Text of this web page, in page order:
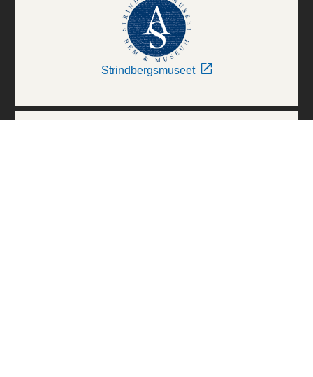
Strindbergsmuseet